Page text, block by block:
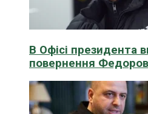
В Офісі президента
повернення